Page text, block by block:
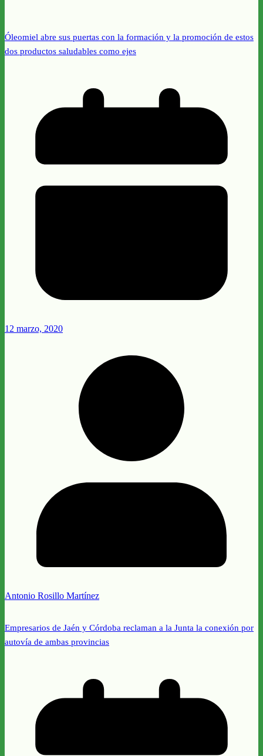
Óleomiel abre sus puertas con la formación y la promoción de estos
dos productos saludables como ejes
12 marzo, 2020
Antonio Rosillo Martínez
Empresarios de Jaén y Córdoba reclaman a la Junta la conexión por
autovía de ambas provincias